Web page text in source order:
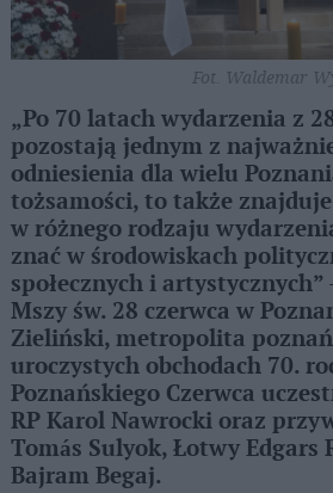
Fot. Waldemar
„Po 70 latach wydarzenia z
pozostają jednym z
odniesienia dla wielu
tożsamości, to także
w różnego rodzaju
znać w środowiskach
społecznych i artystycznych”
Mszy św. 28 czerwca w
Zieliński, metropolita
uroczystych obchodach 70.
Poznańskiego Czerwca
RP Karol Nawrocki oraz
Tomás Sulyok, Łotwy Edgars
Bajram Begaj.